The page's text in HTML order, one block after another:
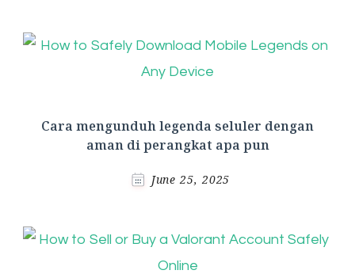
Cara mengunduh legenda seluler dengan
aman di perangkat apa pun
June 25, 2025